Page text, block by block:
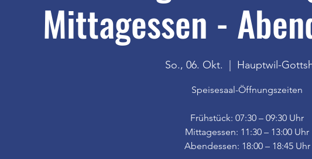
Mittagessen -
So., 06. Okt.
  |
Hauptwil-
Speisesaal-Öffnungszeiten
Frühstück: 07:30 – 09:30 Uhr
Mittagessen: 11:30 – 13:00 Uhr
Abendessen: 18:00 – 18:45 Uhr